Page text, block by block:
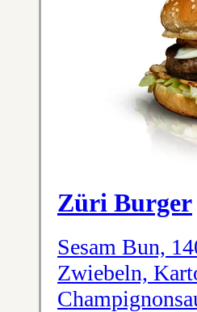
Züri Burger
Sesam Bun,
Zwiebeln,